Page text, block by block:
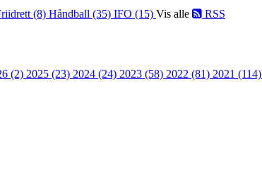
(8) Håndball (35) IFO (15) Vis alle RSS
(2) 2025 (23) 2024 (24) 2023 (58) 2022 (81) 2021 (114)